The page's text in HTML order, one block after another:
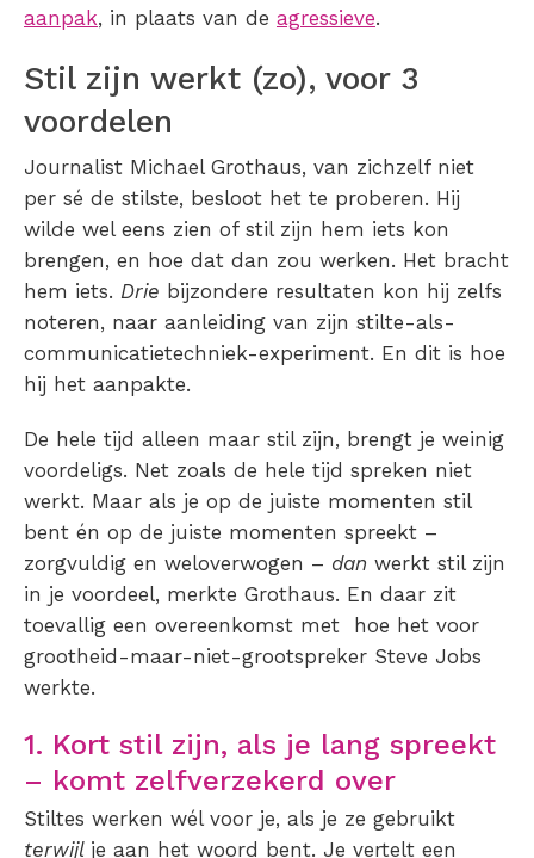
aanpak, in plaats van de agressieve.
Stil zijn werkt (zo), voor 3
voordelen
Journalist Michael Grothaus, van zichzelf niet
per sé de stilste, besloot het te proberen. Hij
wilde wel eens zien of stil zijn hem iets kon
brengen, en hoe dat dan zou werken. Het bracht
hem iets. Drie bijzondere resultaten kon hij zelfs
noteren, naar aanleiding van zijn stilte-als-
communicatietechniek-experiment. En dit is hoe
hij het aanpakte.
De hele tijd alleen maar stil zijn, brengt je weinig
voordeligs. Net zoals de hele tijd spreken niet
werkt. Maar als je op de juiste momenten stil
bent én op de juiste momenten spreekt –
zorgvuldig en weloverwogen – dan werkt stil zijn
in je voordeel, merkte Grothaus. En daar zit
toevallig een overeenkomst met hoe het voor
grootheid-maar-niet-grootspreker Steve Jobs
werkte.
1. Kort stil zijn, als je lang spreekt
– komt zelfverzekerd over
Stiltes werken wél voor je, als je ze gebruikt
terwijl je aan het woord bent. Je vertelt een